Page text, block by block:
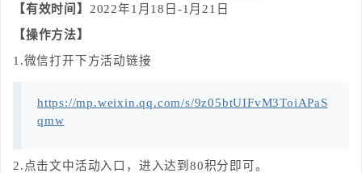
【有效时间】 2022年1月18日-1月21日
【操作方法】
1.微信打开下方活动链接
https://mp.weixin.qq.com/s/9z05btUIFvM3ToiAPaS
qmw
2.点击文中活动入口，进入达到80积分即可。